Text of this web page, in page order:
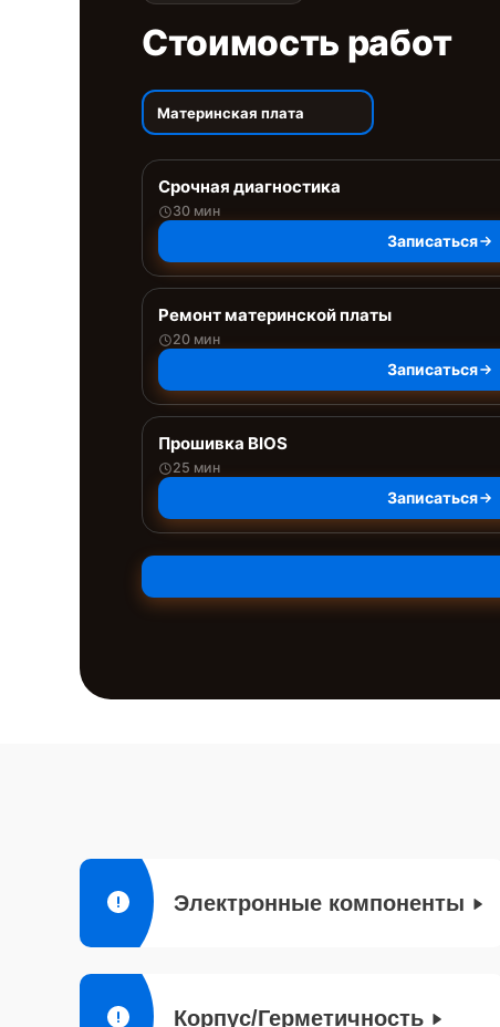
Стоимость работ
Материнская плата
Срочная диагностика
30 мин
Записаться
Ремонт материнской платы
20 мин
Записаться
Прошивка BIOS
25 мин
Записаться
Электронные компоненты
Корпус/Герметичность